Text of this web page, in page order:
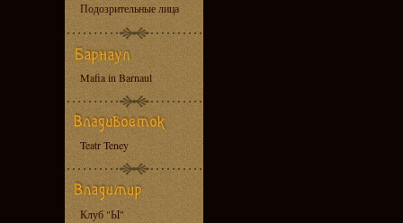
Подозрительные лица
Mafia in Barnaul
Teatr Teney
Клуб "Ы"